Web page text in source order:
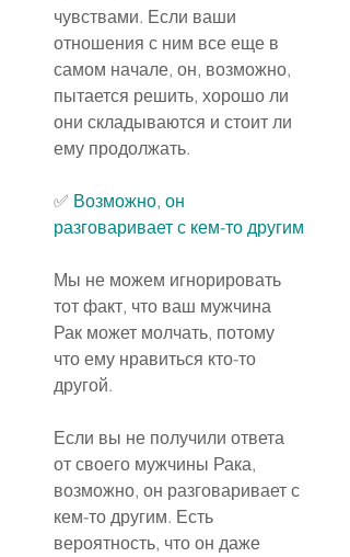
чувствами. Если ваши
отношения с ним все еще в
самом начале, он, возможно,
пытается решить, хорошо ли
они складываются и стоит ли
ему продолжать.
✅ Возможно, он
разговаривает с кем-то другим
Мы не можем игнорировать
тот факт, что ваш мужчина
Рак может молчать, потому
что ему нравиться кто-то
другой.
Если вы не получили ответа
от своего мужчины Рака,
возможно, он разговаривает с
кем-то другим. Есть
вероятность, что он даже